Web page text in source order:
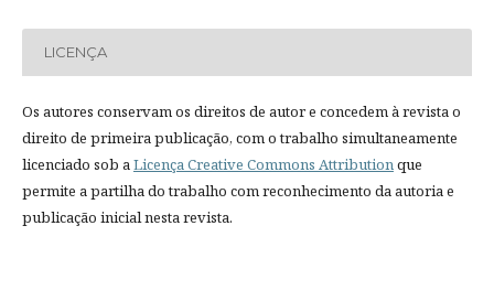
LICENÇA
Os autores conservam os direitos de autor e concedem à revista o
direito de primeira publicação, com o trabalho simultaneamente
licenciado sob aLicença Creative Commons Attributionque
permite a partilha do trabalho com reconhecimento da autoria e
publicação inicial nesta revista.